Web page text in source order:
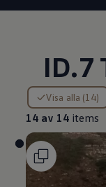
ID.7
Visa alla (14)
14 av 14 items
14 av 14 items